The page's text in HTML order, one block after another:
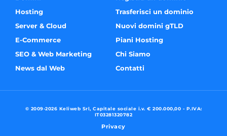
Hosting
Server & Cloud
E-Commerce
SEO & Web Marketing
News dal Web
Trasferisci un dominio
Nuovi domini gTLD
Piani Hosting
Chi Siamo
Contatti
© 2009-2026 Keliweb Srl, Capitale sociale i.v. € 200.000,00 - P.IVA:
IT03281320782
Privacy